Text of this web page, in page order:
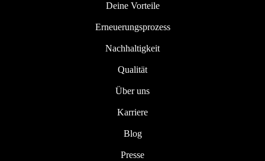
Deine Vorteile
Erneuerungsprozess
Nachhaltigkeit
Qualität
Über uns
Karriere
Blog
Presse